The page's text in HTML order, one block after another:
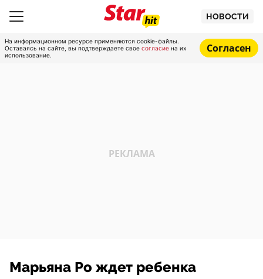
НОВОСТИ
На информационном ресурсе применяются cookie-файлы.
Оставаясь на сайте, вы подтверждаете свое согласие на их
использование.
Согласен
Марьяна Ро ждет ребенка